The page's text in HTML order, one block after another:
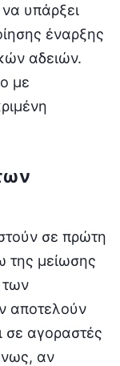
υπάρξει
έναρξης
αδειών.
με
σε πρώτη
της μείωσης
των
αποτελούν
σε αγοραστές
αν